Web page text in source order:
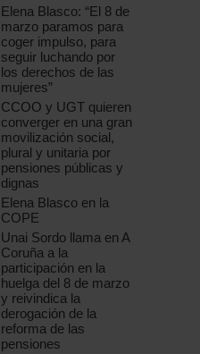
Elena Blasco: “El 8 de
marzo paramos para
coger impulso, para
seguir luchando por
los derechos de las
mujeres”
CCOO y UGT quieren
converger en una gran
movilización social,
plural y unitaria por
pensiones públicas y
dignas
Elena Blasco en la
COPE
Unai Sordo llama en A
Coruña a la
participación en la
huelga del 8 de marzo
y reivindica la
derogación de la
reforma de las
pensiones